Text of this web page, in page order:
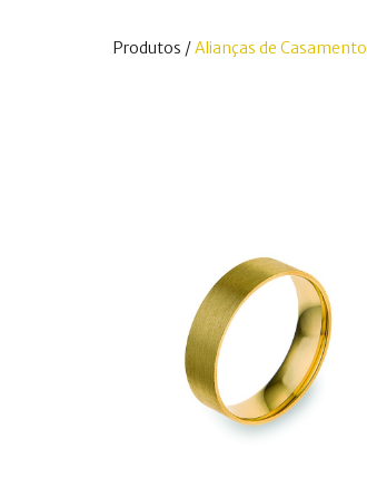
Produtos /Alianças de Casamento